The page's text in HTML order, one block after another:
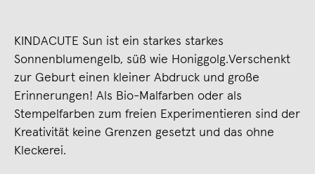
KINDACUTE Sun ist ein starkes starkes
Sonnenblumengelb, süß wie Honiggolg.Verschenkt
zur Geburt einen kleiner Abdruck und große
Erinnerungen! Als Bio-Malfarben oder als
Stempelfarben zum freien Experimentieren sind der
Kreativität keine Grenzen gesetzt und das ohne
Kleckerei.